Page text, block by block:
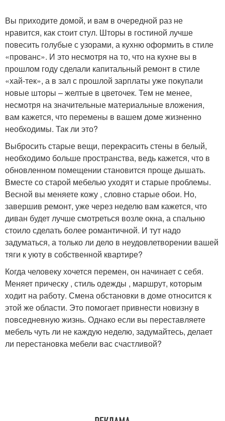
Вы приходите домой, и вам в очередной раз не
нравится, как стоит стул. Шторы в гостиной лучше
повесить голубые с узорами, а кухню оформить в стиле
«прованс». И это несмотря на то, что на кухне вы в
прошлом году сделали капитальный ремонт в стиле
«хай-тек», а в зал с прошлой зарплаты уже покупали
новые шторы – желтые в цветочек. Тем не менее,
несмотря на значительные материальные вложения,
вам кажется, что перемены в вашем доме жизненно
необходимы. Так ли это?
Выбросить старые вещи, перекрасить стены в белый,
необходимо больше пространства, ведь кажется, что в
обновленном помещении становится проще дышать.
Вместе со старой мебелью уходят и старые проблемы.
Весной вы меняете кожу , словно старые обои. Но,
завершив ремонт, уже через неделю вам кажется, что
диван будет лучше смотреться возле окна, а спальню
стоило сделать более романтичной. И тут надо
задуматься, а только ли дело в неудовлетворении вашей
тяги к уюту в собственной квартире?
Когда человеку хочется перемен, он начинает с себя.
Меняет прическу , стиль одежды , маршрут, которым
ходит на работу. Смена обстановки в доме относится к
этой же области. Это помогает привнести новизну в
повседневную жизнь. Однако если вы переставляете
мебель чуть ли не каждую неделю, задумайтесь, делает
ли перестановка мебели вас счастливой?